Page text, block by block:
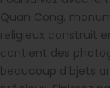
Quan Cong,
religieux construit
contient des
beaucoup d’bjets